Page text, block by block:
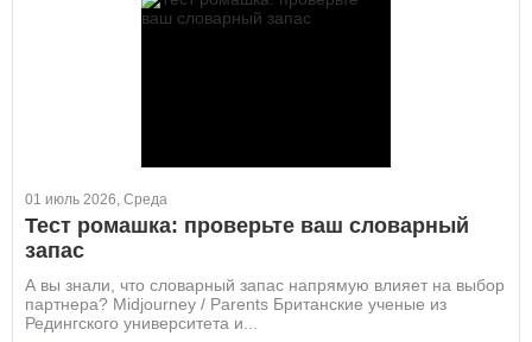
01 июль 2026, Среда
Тест ромашка: проверьте ваш словарный
запас
А вы знали, что словарный запас напрямую влияет на выбор
партнера? Midjourney / Parents Британские ученые из
Редингского университета и...